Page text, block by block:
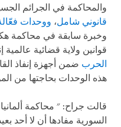
والمحاكمة في الجرائم
قانوني شامل، ووحدات
وخبرة سابقة في محاكمة
قوانين ولاية قضائية عالمية
الحرب ضمن أجهزة إنفاذ
هذه الوحدات بحاجتها من
قالت جراح: " محاكمة
السورية مفادها أن لا أحد